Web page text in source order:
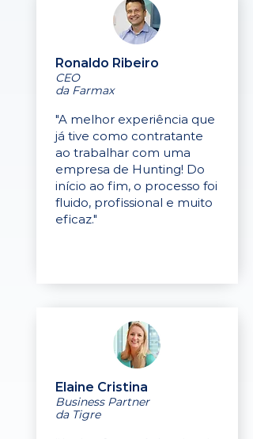
Ronaldo Ribeiro
CEO
da Farmax
"A melhor experiência que
já tive como contratante
ao trabalhar com uma
empresa de Hunting! Do
início ao fim, o processo foi
fluido, profissional e muito
eficaz."
Elaine Cristina
Business Partner
da Tigre